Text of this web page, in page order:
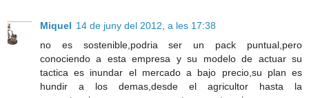
Miquel 14 de juny del 2012, a les 17:38
no es sostenible,podria ser un pack puntual,pero
conociendo a esta empresa y su modelo de actuar su
tactica es inundar el mercado a bajo precio,su plan es
hundir a los demas,desde el agricultor hasta la